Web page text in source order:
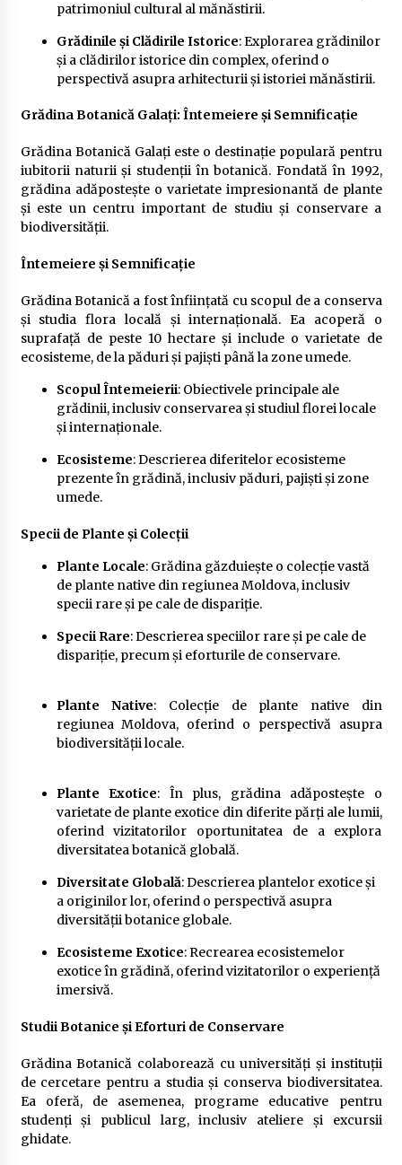
patrimoniul cultural al mănăstirii.
Grădinile și Clădirile Istorice: Explorarea grădinilor
și a clădirilor istorice din complex, oferind o
perspectivă asupra arhitecturii și istoriei mănăstirii.
Grădina Botanică Galați: Întemeiere și Semnificație
Grădina Botanică Galați este o destinație populară pentru
iubitorii naturii și studenții în botanică. Fondată în 1992,
grădina adăpostește o varietate impresionantă de plante
și este un centru important de studiu și conservare a
biodiversității.
Întemeiere și Semnificație
Grădina Botanică a fost înființată cu scopul de a conserva
și studia flora locală și internațională. Ea acoperă o
suprafață de peste 10 hectare și include o varietate de
ecosisteme, de la păduri și pajiști până la zone umede.
Scopul Întemeierii: Obiectivele principale ale
grădinii, inclusiv conservarea și studiul florei locale
și internaționale.
Ecosisteme: Descrierea diferitelor ecosisteme
prezente în grădină, inclusiv păduri, pajiști și zone
umede.
Specii de Plante și Colecții
Plante Locale: Grădina găzduiește o colecție vastă
de plante native din regiunea Moldova, inclusiv
specii rare și pe cale de dispariție.
Specii Rare: Descrierea speciilor rare și pe cale de
dispariție, precum și eforturile de conservare.
Plante Native: Colecție de plante native din
regiunea Moldova, oferind o perspectivă asupra
biodiversității locale.
Plante Exotice: În plus, grădina adăpostește o
varietate de plante exotice din diferite părți ale lumii,
oferind vizitatorilor oportunitatea de a explora
diversitatea botanică globală.
Diversitate Globală: Descrierea plantelor exotice și
a originilor lor, oferind o perspectivă asupra
diversității botanice globale.
Ecosisteme Exotice: Recrearea ecosistemelor
exotice în grădină, oferind vizitatorilor o experiență
imersivă.
Studii Botanice și Eforturi de Conservare
Grădina Botanică colaborează cu universități și instituții
de cercetare pentru a studia și conserva biodiversitatea.
Ea oferă, de asemenea, programe educative pentru
studenți și publicul larg, inclusiv ateliere și excursii
ghidate.